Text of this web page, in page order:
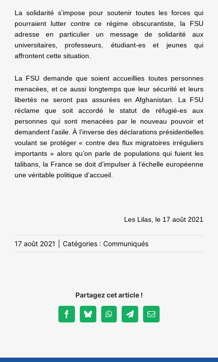
La solidarité s’impose pour soutenir toutes les forces qui
pourraient lutter contre ce régime obscurantiste, la FSU
adresse en particulier un message de solidarité aux
universitaires, professeurs, étudiant-es et jeunes qui
affrontent cette situation.
La FSU demande que soient accueillies toutes personnes
menacées, et ce aussi longtemps que leur sécurité et leurs
libertés ne seront pas assurées en Afghanistan. La FSU
réclame que soit accordé le statut de réfugié-es aux
personnes qui sont menacées par le nouveau pouvoir et
demandent l’asile. À l’inverse des déclarations présidentielles
voulant se protéger « contre des flux migratoires irréguliers
importants » alors qu’on parle de populations qui fuient les
talibans, la France se doit d’impulser à l’échelle européenne
une véritable politique d’accueil.
Les Lilas, le 17 août 2021
17 août 2021 Catégories : Communiqués
Partagez cet article !
FacebookBlueskyWhatsAppTelegramEmail